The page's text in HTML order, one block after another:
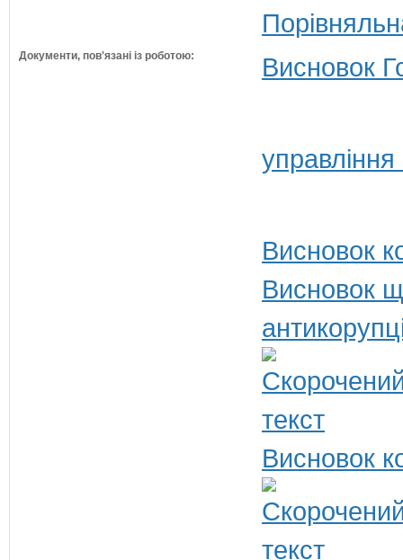
Документи, пов'язані із роботою: Висновок
Висновок
Висновок
Висновок